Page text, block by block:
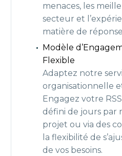
menaces, les
secteur et
matière de
Modèle
Flexible
Adaptez notre
organisationnelle
Engagez votre
défini de jours par
projet ou via des
la flexibilité de
de vos besoins.